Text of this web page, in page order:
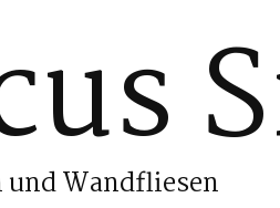
und Wandfliesen